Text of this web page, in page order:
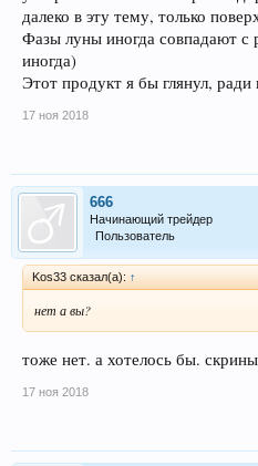
далеко в эту тему, только
Фазы луны иногда совпадают
иногда)
Этот продукт я бы глянул, ради
17 ноя 2018
666
Начинающий трейдер
Пользователь
Kos33 сказал(а): ↑
нет а вы?
тоже нет. а хотелось бы.
17 ноя 2018